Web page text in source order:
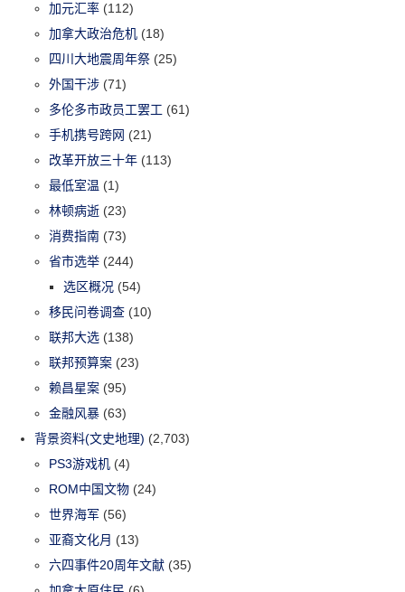
加元汇率 (112)
加拿大政治危机 (18)
四川大地震周年祭 (25)
外国干涉 (71)
多伦多市政员工罢工 (61)
手机携号跨网 (21)
改革开放三十年 (113)
最低室温 (1)
林顿病逝 (23)
消费指南 (73)
省市选举 (244)
选区概况 (54)
移民问卷调查 (10)
联邦大选 (138)
联邦预算案 (23)
赖昌星案 (95)
金融风暴 (63)
背景资料(文史地理) (2,703)
PS3游戏机 (4)
ROM中国文物 (24)
世界海军 (56)
亚裔文化月 (13)
六四事件20周年文献 (35)